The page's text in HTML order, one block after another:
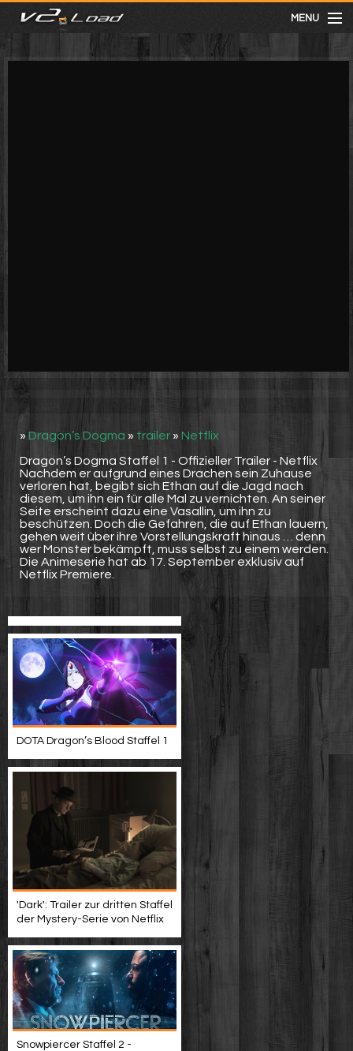
MENU
meist gesehen
» Dragon’s Dogma » trailer » Netflix
Dragon’s Dogma Staffel 1 - Offizieller Trailer - Netflix
Nachdem er aufgrund eines Drachen sein Zuhause
verloren hat, begibt sich Ethan auf die Jagd nach
diesem, um ihn ein für alle Mal zu vernichten. An seiner
Seite erscheint dazu eine Vasallin, um ihn zu
beschützen. Doch die Gefahren, die auf Ethan lauern,
gehen weit über ihre Vorstellungskraft hinaus … denn
wer Monster bekämpft, muss selbst zu einem werden.
Die Animeserie hat ab 17. September exklusiv auf
Netflix Premiere.
DOTA Dragon’s Blood Staffel 1
'Dark': Trailer zur dritten Staffel
der Mystery-Serie von Netflix
Snowpiercer Staffel 2 -